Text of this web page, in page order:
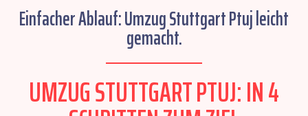
Einfacher Ablauf: Umzug Stuttgart Ptuj leicht
gemacht.
UMZUG STUTTGART PTUJ: IN 4